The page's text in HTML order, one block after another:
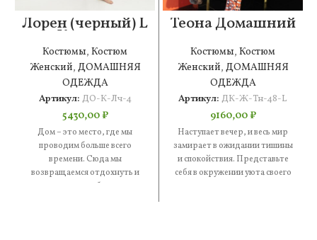
Лорен (черный) L
Костюм
велюровый
Костюмы, Костюм
Женский, ДОМАШНЯЯ
ОДЕЖДА
Артикул: ДО-К-Лч-4
5430,00₽
Дом – это место, где мы
проводим больше всего
времени. Сюда мы
возвращаемся отдохнуть и
провести время с близкими, а
Теона Домашний
костюм размер
L/48
Костюмы, Костюм
Женский, ДОМАШНЯЯ
ОДЕЖДА
Артикул: ДК-Ж-Тн-48-L
9160,00₽
Наступает вечер, и весь мир
замирает в ожидании тишины
и спокойствия. Представьте
себя в окружении уюта своего